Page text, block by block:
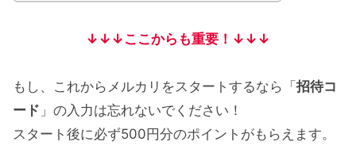
↓↓↓ここからも重要！↓↓↓
もし、これからメルカリをスタートするなら「 招待コ
ード 」の入力は忘れないでください！
スタート後に必ず500円分のポイントがもらえます。